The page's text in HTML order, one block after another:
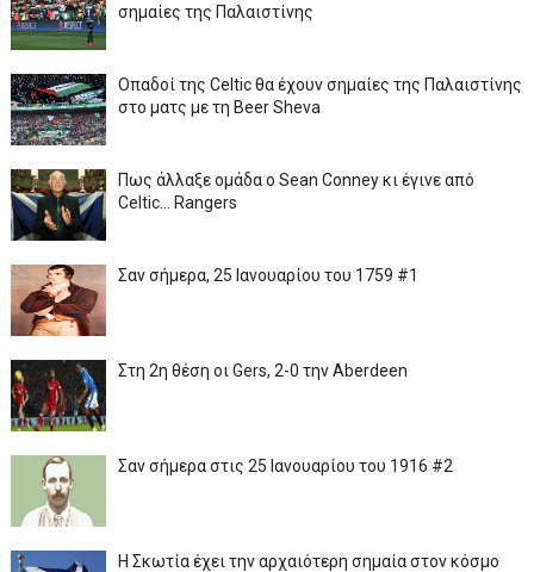
σημαίες της Παλαιστίνης
Οπαδοί της Celtic θα έχουν σημαίες της Παλαιστίνης
στο ματς με τη Beer Sheva
Πως άλλαξε ομάδα ο Sean Conney κι έγινε από
Celtic... Rangers
Σαν σήμερα, 25 Ιανουαρίου του 1759 #1
Στη 2η θέση οι Gers, 2-0 την Aberdeen
Σαν σήμερα στις 25 Ιανουαρίου του 1916 #2
Η Σκωτία έχει την αρχαιότερη σημαία στον κόσμο